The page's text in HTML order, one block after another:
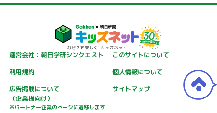
運営会社：朝日学研シンクエスト
このサイトについて
利用規約
個人情報について
広告掲載について
（企業様向け）
※パートナー企業のページに遷移します
サイトマップ